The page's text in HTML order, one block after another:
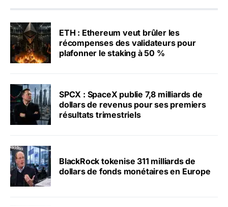
ETH : Ethereum veut brûler les
récompenses des validateurs pour
plafonner le staking à 50 %
SPCX : SpaceX publie 7,8 milliards de
dollars de revenus pour ses premiers
résultats trimestriels
BlackRock tokenise 311 milliards de
dollars de fonds monétaires en Europe